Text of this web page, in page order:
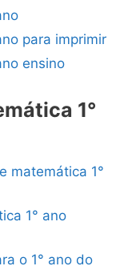
para imprimir
ensino
1°
matemática 1°
1° ano
o 1° ano do